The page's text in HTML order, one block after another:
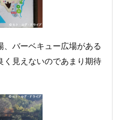
バーベキュー広場がある
く見えないのであまり期待